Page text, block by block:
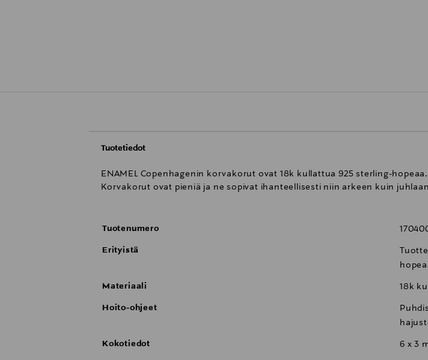
Tuotetiedot
ENAMEL Copenhagenin korvakorut ovat 18k kullattua 925 sterling-
Korvakorut ovat pieniä ja ne sopivat ihanteellisesti niin arkeen kuin
Tuotenumero
Erityistä
Materiaali 18k
Hoito-ohjeet
Kokotiedot 6 x 3